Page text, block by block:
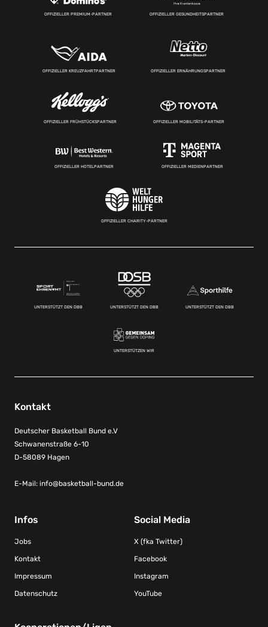
OFFIZIELLER PREMIUM-PARTNER OFFIZIELLER GESUNDHEITSPARTNER
OFFIZIELLER KREUZFAHRTPARTNER OFFIZIELLER ERNÄHRUNGSPARTNER
OFFIZIELLER FRÜHSTÜCKSPARTNER OFFIZIELLER MOBILITÄTS-PARTNER
OFFIZIELLER HOTELPARTNER OFFIZIELLER MEDIENPARTNER
OFFIZIELLER CHARITY-PARTNER
UNTERSTÜTZT DEN DBB UNTERSTÜTZT DEN DBB UNTERSTÜTZT DEN DBB
UNTERSTÜTZEN WIR
Kontakt
Deutscher Basketball Bund e.V
Schwanenstraße 6-10
D-58089 Hagen
E-Mail: info@basketball-bund.de
Infos
Jobs
Kontakt
Impressum
Datenschutz
Social Media
X (fka Twitter)
Facebook
Instagram
YouTube